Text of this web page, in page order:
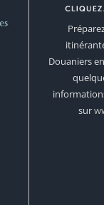
Douaniers
sur